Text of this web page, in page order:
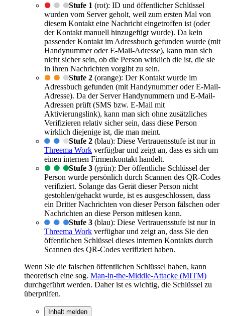
Stufe 1 (rot): ID und öffentlicher Schlüssel
wurden vom Server geholt, weil zum ersten Mal von
diesem Kontakt eine Nachricht eingetroffen ist (oder
der Kontakt manuell hinzugefügt wurde). Da kein
passender Kontakt im Adressbuch gefunden wurde (mit
Handynummer oder E-Mail-Adresse), kann man sich
nicht sicher sein, ob die Person wirklich die ist, die sie
in ihren Nachrichten vorgibt zu sein.
Stufe 2 (orange): Der Kontakt wurde im
Adressbuch gefunden (mit Handynummer oder E-Mail-
Adresse). Da der Server Handynummern und E-Mail-
Adressen prüft (SMS bzw. E-Mail mit
Aktivierungslink), kann man sich ohne zusätzliches
Verifizieren relativ sicher sein, dass diese Person
wirklich diejenige ist, die man meint.
Stufe 2 (blau): Diese Vertrauensstufe ist nur in
Threema Work verfügbar und zeigt an, dass es sich um
einen internen Firmenkontakt handelt.
Stufe 3 (grün): Der öffentliche Schlüssel der
Person wurde persönlich durch Scannen des QR-Codes
verifiziert. Solange das Gerät dieser Person nicht
gestohlen/gehackt wurde, ist es ausgeschlossen, dass
ein Dritter Nachrichten von dieser Person fälschen oder
Nachrichten an diese Person mitlesen kann.
Stufe 3 (blau): Diese Vertrauensstufe ist nur in
Threema Work verfügbar und zeigt an, dass Sie den
öffentlichen Schlüssel dieses internen Kontakts durch
Scannen des QR-Codes verifiziert haben.
Wenn Sie die falschen öffentlichen Schlüssel haben, kann
theoretisch eine sog. Man-in-the-Middle-Attacke (MITM)
durchgeführt werden. Daher ist es wichtig, die Schlüssel zu
überprüfen.
Inhalt melden